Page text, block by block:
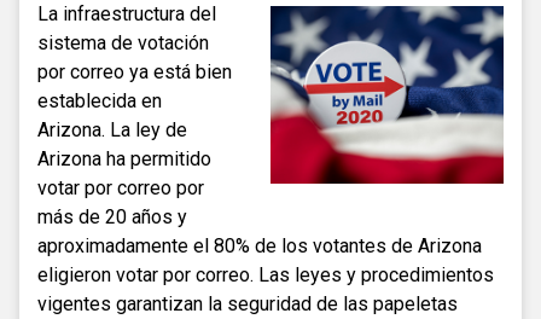
La infraestructura del
sistema de votación
por correo ya está bien
establecida en
Arizona. La ley de
Arizona ha permitido
votar por correo por
más de 20 años y
aproximadamente el 80% de los votantes de Arizona
eligieron votar por correo. Las leyes y procedimientos
vigentes garantizan la seguridad de las papeletas